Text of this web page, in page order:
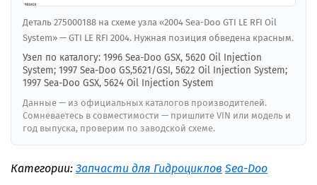
Деталь 275000188 на схеме узла «2004 Sea-Doo GTI LE RFI Oil
System» — GTI LE RFI 2004. Нужная позиция обведена красным.
Узел по каталогу: 1996 Sea-Doo GSX, 5620 Oil Injection
System; 1997 Sea-Doo GS,5621/GSI, 5622 Oil Injection System;
1997 Sea-Doo GSX, 5624 Oil Injection System
Данные — из официальных каталогов производителей.
Сомневаетесь в совместимости — пришлите VIN или модель и
год выпуска, проверим по заводской схеме.
Категории: Запчасти для Гидроциклов Sea-Doo